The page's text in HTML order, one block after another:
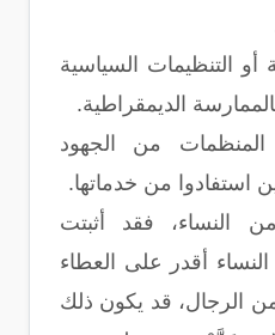
أو التنظيمات السياسية
الديمقراطية.
من الجهود
استفادوا من خدماتها.
النساء، فقد أثبتت
أقدر على العطاء
الرجال، قد يكون ذلك